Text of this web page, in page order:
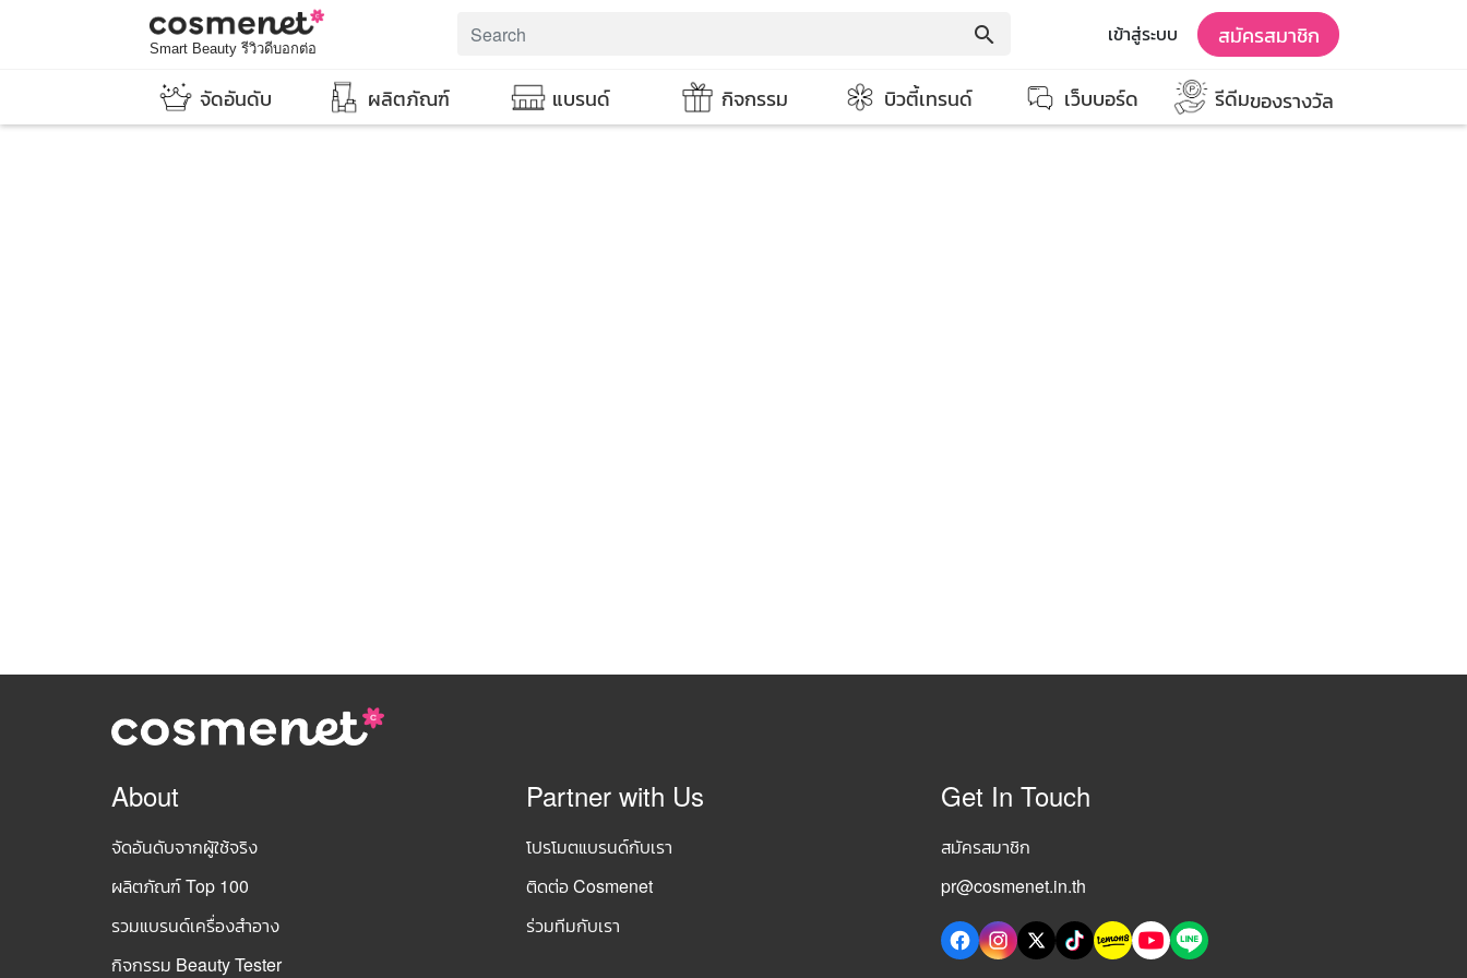
Smart Beauty รีวิวดีบอกต่อ
search เข้าสู่ระบบ สมัครสมาชิก
จัดอันดับ ผลิตภัณฑ์ แบรนด์ กิจกรรม บิวตี้เทรนด์ เว็บบอร์ด รีดีมของรางวัล
About
จัดอันดับจากผู้ใช้จริง
ผลิตภัณฑ์ Top 100
รวมแบรนด์เครื่องสำอาง
กิจกรรม Beauty Tester
Partner with Us
โปรโมตแบรนด์กับเรา
ติดต่อ Cosmenet
ร่วมทีมกับเรา
Get In Touch
สมัครสมาชิก
pr@cosmenet.in.th